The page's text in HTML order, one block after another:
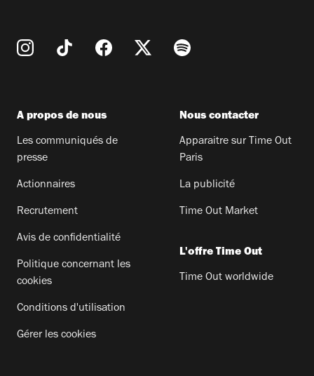
A propos de nous
Les communiqués de
presse
Actionnaires
Recrutement
Avis de confidentialité
Politique concernant les
cookies
Conditions d'utilisation
Gérer les cookies
Nous contacter
Apparaitre sur Time Out
Paris
La publicité
Time Out Market
L'offre Time Out
Time Out worldwide